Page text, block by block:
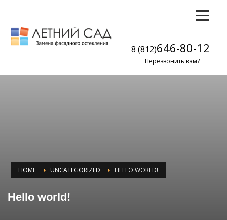
8 (812)646-80-12
Перезвонить вам?
HOME UNCATEGORIZED HELLO WORLD!
Hello world!